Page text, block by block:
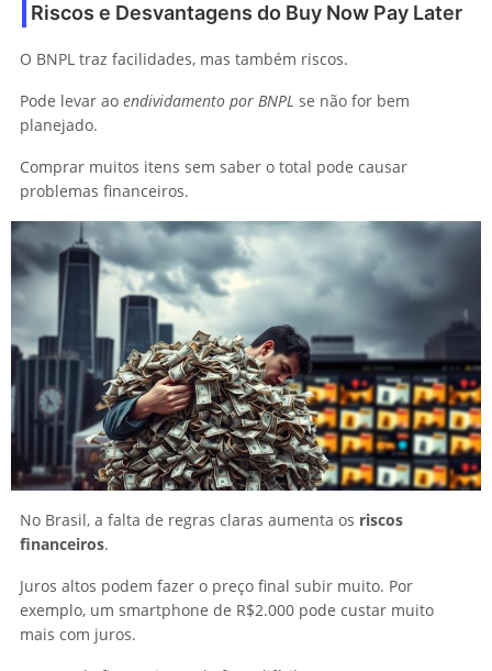
Riscos e Desvantagens do Buy Now Pay Later
O BNPL traz facilidades, mas também riscos.
Pode levar ao endividamento por BNPL se não for bem
planejado.
Comprar muitos itens sem saber o total pode causar
problemas financeiros.
No Brasil, a falta de regras claras aumenta os riscos
financeiros.
Juros altos podem fazer o preço final subir muito. Por
exemplo, um smartphone de R$2.000 pode custar muito
mais com juros.